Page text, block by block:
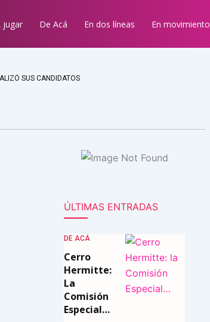
jugar De Acá En dos líneas En movimiento
SUS CANDIDATOS
ÚLTIMAS ENTRADAS
DE ACÁ
Cerro
Hermitte:
La
Comisión
Especial…